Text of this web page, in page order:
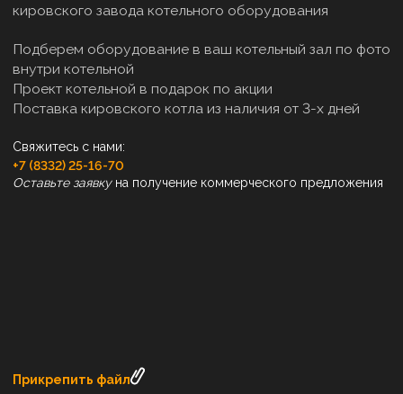
кировского завода котельного оборудования
Подберем оборудование в ваш котельный зал по фото
внутри котельной
Проект котельной в подарок по акции
Поставка кировского котла из наличия от 3-х дней
Свяжитесь с нами:
+7 (8332) 25-16-70
Оставьте заявкуна получение коммерческого предложения
Прикрепить файл